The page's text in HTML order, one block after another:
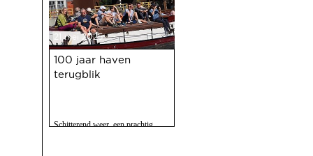
21 mei 2025
100 jaar haven
terugblik
Schitterend weer, een prachtig